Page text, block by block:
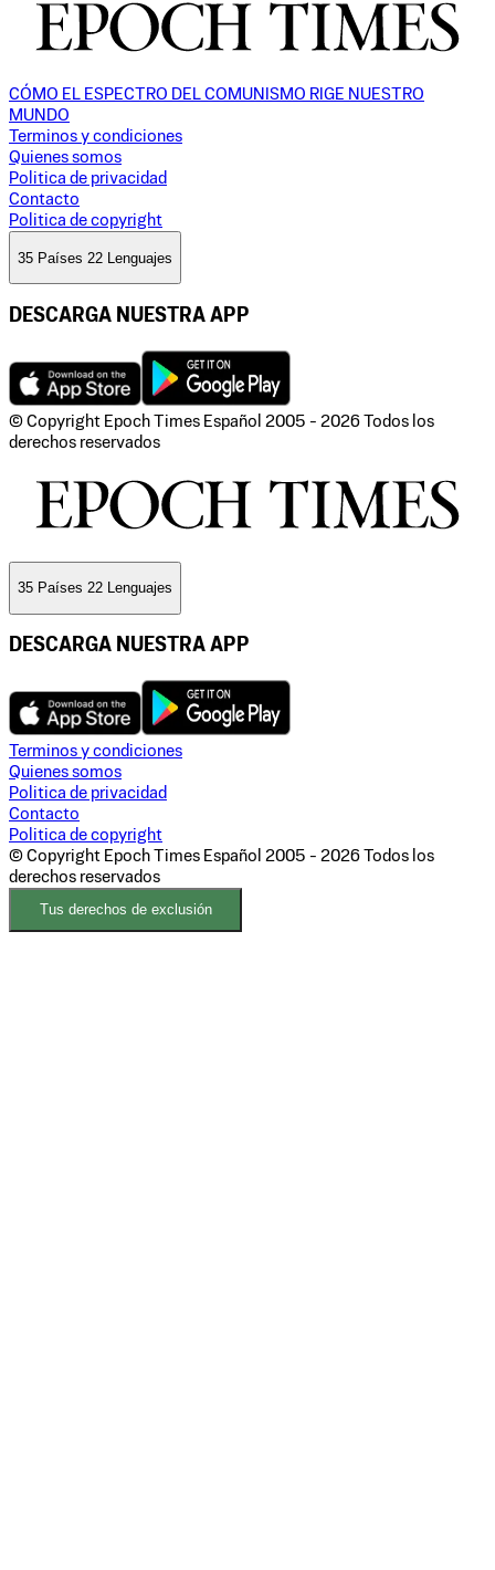
CÓMO EL ESPECTRO DEL COMUNISMO RIGE NUESTRO
MUNDO
Terminos y condiciones
Quienes somos
Politica de privacidad
Contacto
Politica de copyright
35 Países 22 Lenguajes
DESCARGA NUESTRA APP
© Copyright Epoch Times Español 2005 - 2026 Todos los
derechos reservados
35 Países 22 Lenguajes
DESCARGA NUESTRA APP
Terminos y condiciones
Quienes somos
Politica de privacidad
Contacto
Politica de copyright
© Copyright Epoch Times Español 2005 - 2026 Todos los
derechos reservados
Tus derechos de exclusión